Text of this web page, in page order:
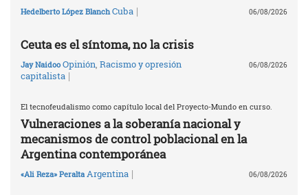
Hedelberto López Blanch Cuba | 06/08/2026
Ceuta es el síntoma, no la crisis
Jay Naidoo Opinión Racismo y opresión
capitalista |
06/08/2026
El tecnofeudalismo como capítulo local del Proyecto-Mundo en curso.
Vulneraciones a la soberanía nacional y
mecanismos de control poblacional en la
Argentina contemporánea
«Ali Reza» Peralta Argentina | 06/08/2026